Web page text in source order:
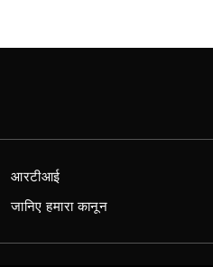
आरटीआई
जानिए हमारा कानून